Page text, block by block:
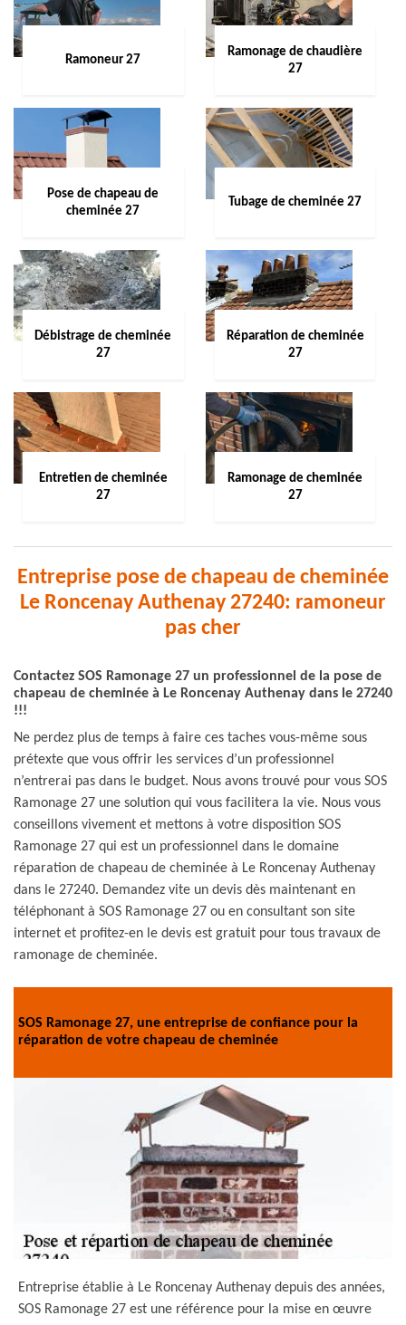
Ramoneur 27
Ramonage de chaudière
27
Pose de chapeau de
cheminée 27
Tubage de cheminée 27
Débistrage de cheminée
27
Réparation de cheminée
27
Entretien de cheminée
27
Ramonage de cheminée
27
Entreprise pose de chapeau de cheminée
Le Roncenay Authenay 27240: ramoneur
pas cher
Contactez SOS Ramonage 27 un professionnel de la pose de
chapeau de cheminée à Le Roncenay Authenay dans le 27240
!!!
Ne perdez plus de temps à faire ces taches vous-même sous
prétexte que vous offrir les services d’un professionnel
n’entrerai pas dans le budget. Nous avons trouvé pour vous SOS
Ramonage 27 une solution qui vous facilitera la vie. Nous vous
conseillons vivement et mettons à votre disposition SOS
Ramonage 27 qui est un professionnel dans le domaine
réparation de chapeau de cheminée à Le Roncenay Authenay
dans le 27240. Demandez vite un devis dès maintenant en
téléphonant à SOS Ramonage 27 ou en consultant son site
internet et profitez-en le devis est gratuit pour tous travaux de
ramonage de cheminée.
SOS Ramonage 27, une entreprise de confiance pour la
réparation de votre chapeau de cheminée
Entreprise établie à Le Roncenay Authenay depuis des années,
SOS Ramonage 27 est une référence pour la mise en œuvre